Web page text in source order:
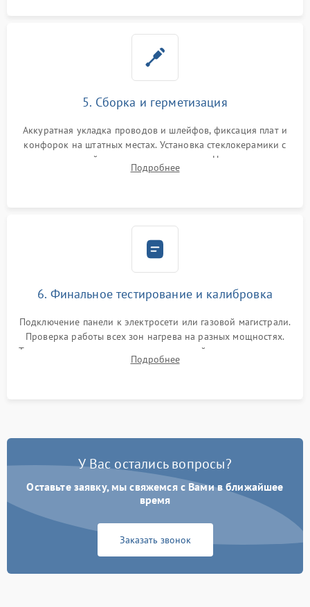
5. Сборка и герметизация
Аккуратная укладка проводов и шлейфов, фиксация плат и
конфорок на штатных местах. Установка стеклокерамики с
проверкой равномерности зазоров. Нанесение
термостойкого герметика или укладка уплотнительной
Подробнее
6. Финальное тестирование и калибровка
Подключение панели к электросети или газовой магистрали.
Проверка работы всех зон нагрева на разных мощностях.
Тестирование сенсорного управления, таймера, индикаторов
остаточного тепла и систем защиты от перегрева.
Подробнее
У Вас остались вопросы?
Оставьте заявку, мы свяжемся с Вами в ближайшее
время
Заказать звонок